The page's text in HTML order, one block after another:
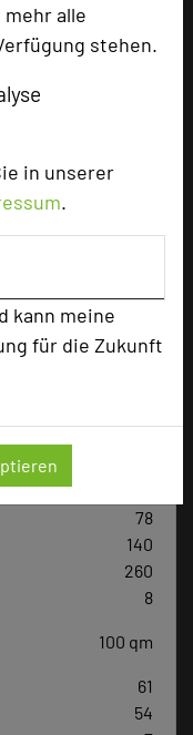
alle
stehen.
in unserer
.
kann meine
für die Zukunft
78
140
260
8
100 qm
61
54